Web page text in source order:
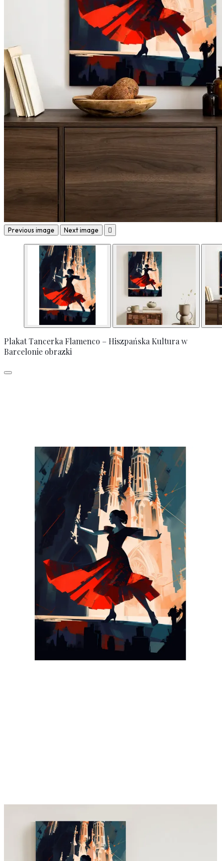
Previous image Next image 
Plakat Tancerka Flamenco – Hiszpańska Kultura w
Barcelonie obrazki